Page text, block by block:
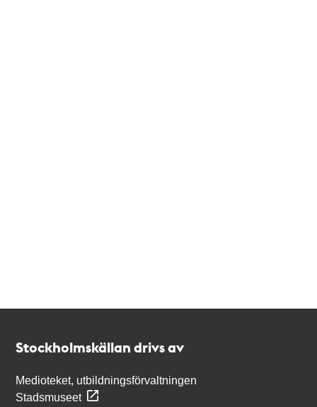
Stockholmskällan drivs av
Medioteket, utbildningsförvaltningen
Stadsmuseet